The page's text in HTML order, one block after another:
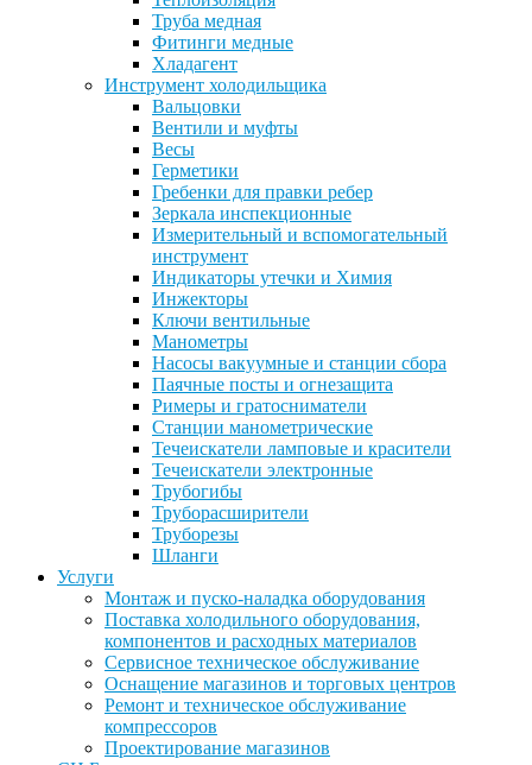
Труба медная
Фитинги медные
Хладагент
Инструмент холодильщика
Вальцовки
Вентили и муфты
Весы
Герметики
Гребенки для правки ребер
Зеркала инспекционные
Измерительный и вспомогательный
инструмент
Индикаторы утечки и Химия
Инжекторы
Ключи вентильные
Манометры
Насосы вакуумные и станции сбора
Паячные посты и огнезащита
Римеры и гратосниматели
Станции манометрические
Течеискатели ламповые и красители
Течеискатели электронные
Трубогибы
Труборасширители
Труборезы
Шланги
Услуги
Монтаж и пуско-наладка оборудования
Поставка холодильного оборудования,
компонентов и расходных материалов
Сервисное техническое обслуживание
Оснащение магазинов и торговых центров
Ремонт и техническое обслуживание
компрессоров
Проектирование магазинов